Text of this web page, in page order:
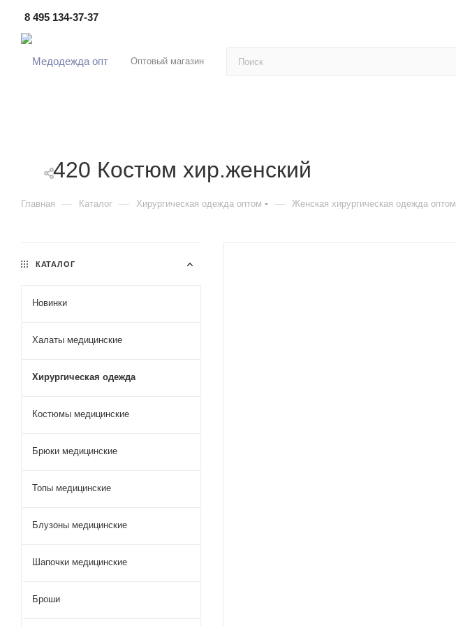
8 495 134-37-37
Оптовый магазин
420 Костюм хир.женский
Главная — Каталог — Хирургическая одежда оптом — Женская хирургическая одежда оптом
КАТАЛОГ
Новинки
Халаты медицинские
Хирургическая одежда
Костюмы медицинские
Брюки медицинские
Топы медицинские
Блузоны медицинские
Шапочки медицинские
Броши